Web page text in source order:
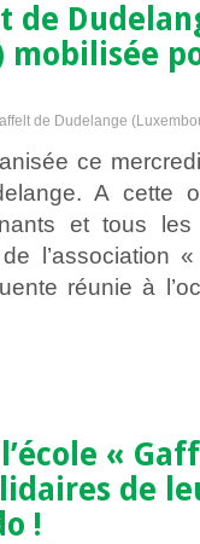
de Dudelange
de
mobilisée
ce
A cette
et tous
l’association
réunie à
«
de
!